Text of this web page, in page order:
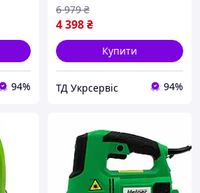
94%
4 398₴
6 979 ₴
Купити
ТД Укрсервіс 94%